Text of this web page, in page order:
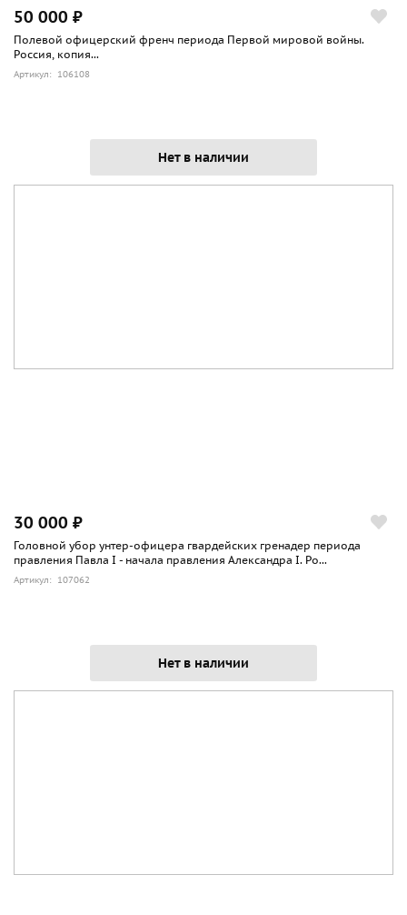
50 000 ₽
Полевой офицерский френч периода Первой мировой войны.
Россия, копия...
Артикул: 106108
Нет в наличии
30 000 ₽
Головной убор унтер-офицера гвардейских гренадер периода
правления Павла I - начала правления Александра I. Ро...
Артикул: 107062
Нет в наличии